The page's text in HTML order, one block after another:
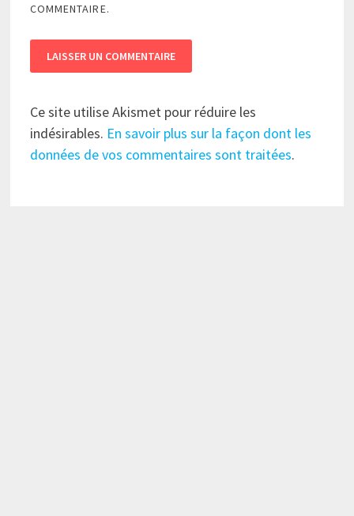
COMMENTAIRE.
Ce site utilise Akismet pour réduire les
indésirables. En savoir plus sur la façon dont les
données de vos commentaires sont traitées.